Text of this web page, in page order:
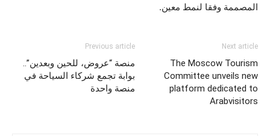
المصممة وفقا لنمط معين.
Previous article
منصة “عروض، للحين وبعدين”..
بوابة تجمع شركاء السياحة في
منصة واحدة
Next article
The Moscow Tourism
Committee unveils new
platform dedicated to
Arabvisitors